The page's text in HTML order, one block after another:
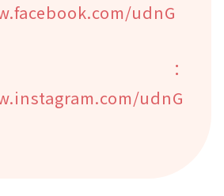
udnG
：
udnG